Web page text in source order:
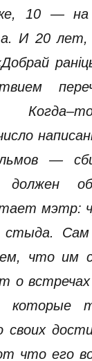
10 —
И 20 лет,
—
должен
мэтр:
стыда. Сам
что им
о
которые
своих
что его